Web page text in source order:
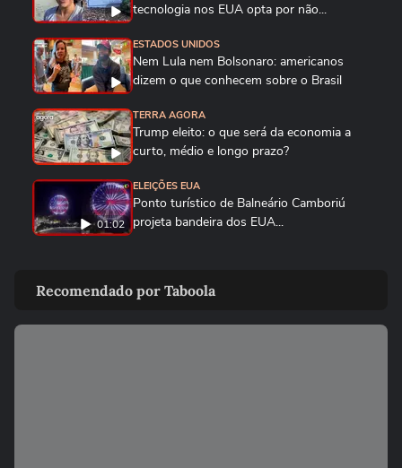
tecnologia nos EUA opta por não...
ESTADOS UNIDOS
Nem Lula nem Bolsonaro: americanos
dizem o que conhecem sobre o Brasil
TERRA AGORA
Trump eleito: o que será da economia a
curto, médio e longo prazo?
01:02
ELEIÇÕES EUA
Ponto turístico de Balneário Camboriú
projeta bandeira dos EUA...
comentam vitória de Trump e o...
ELEIÇÕES EUA
Recomendado por Taboola